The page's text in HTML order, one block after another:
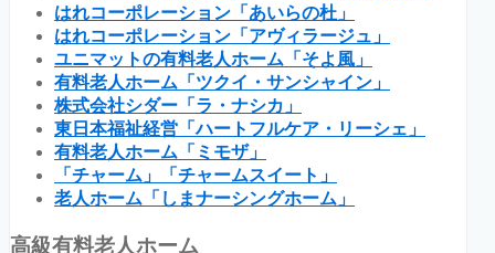
はれコーポレーション「あいらの杜」
はれコーポレーション「アヴィラージュ」
ユニマットの有料老人ホーム「そよ風」
有料老人ホーム「ツクイ・サンシャイン」
株式会社シダー「ラ・ナシカ」
東日本福祉経営「ハートフルケア・リーシェ」
有料老人ホーム「ミモザ」
「チャーム」「チャームスイート」
老人ホーム「しまナーシングホーム」
高級有料老人ホーム